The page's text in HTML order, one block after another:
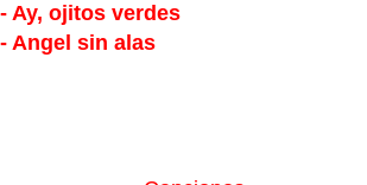
Ay, ojitos verdes
Angel sin alas